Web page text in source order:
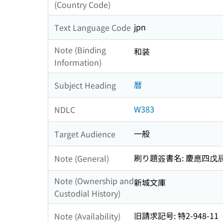
(Country Code)
Text Language Code jpn
Note (Binding
Information)
和装
Subject Heading 暦
NDLC W383
Target Audience 一般
Note (General)
刷り題簽書名: 慶應四戊
Note (Ownership and
Custodial History)
新城文庫
Note (Availability) 旧請求記号: 特2-948-11